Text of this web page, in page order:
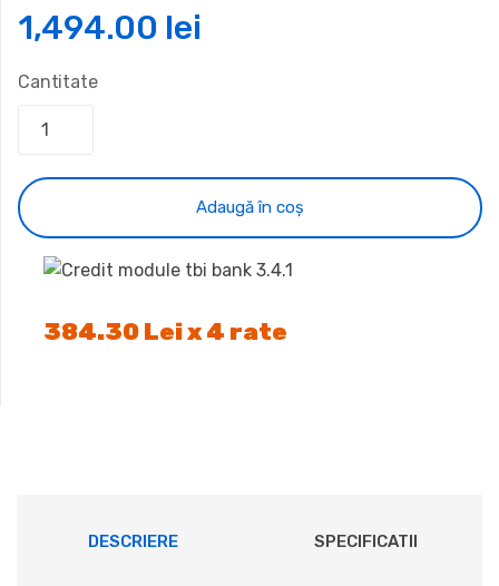
1,494.00 lei
Cantitate
Adaugă în coș
384.30 Lei x 4 rate
DESCRIERE SPECIFICATII